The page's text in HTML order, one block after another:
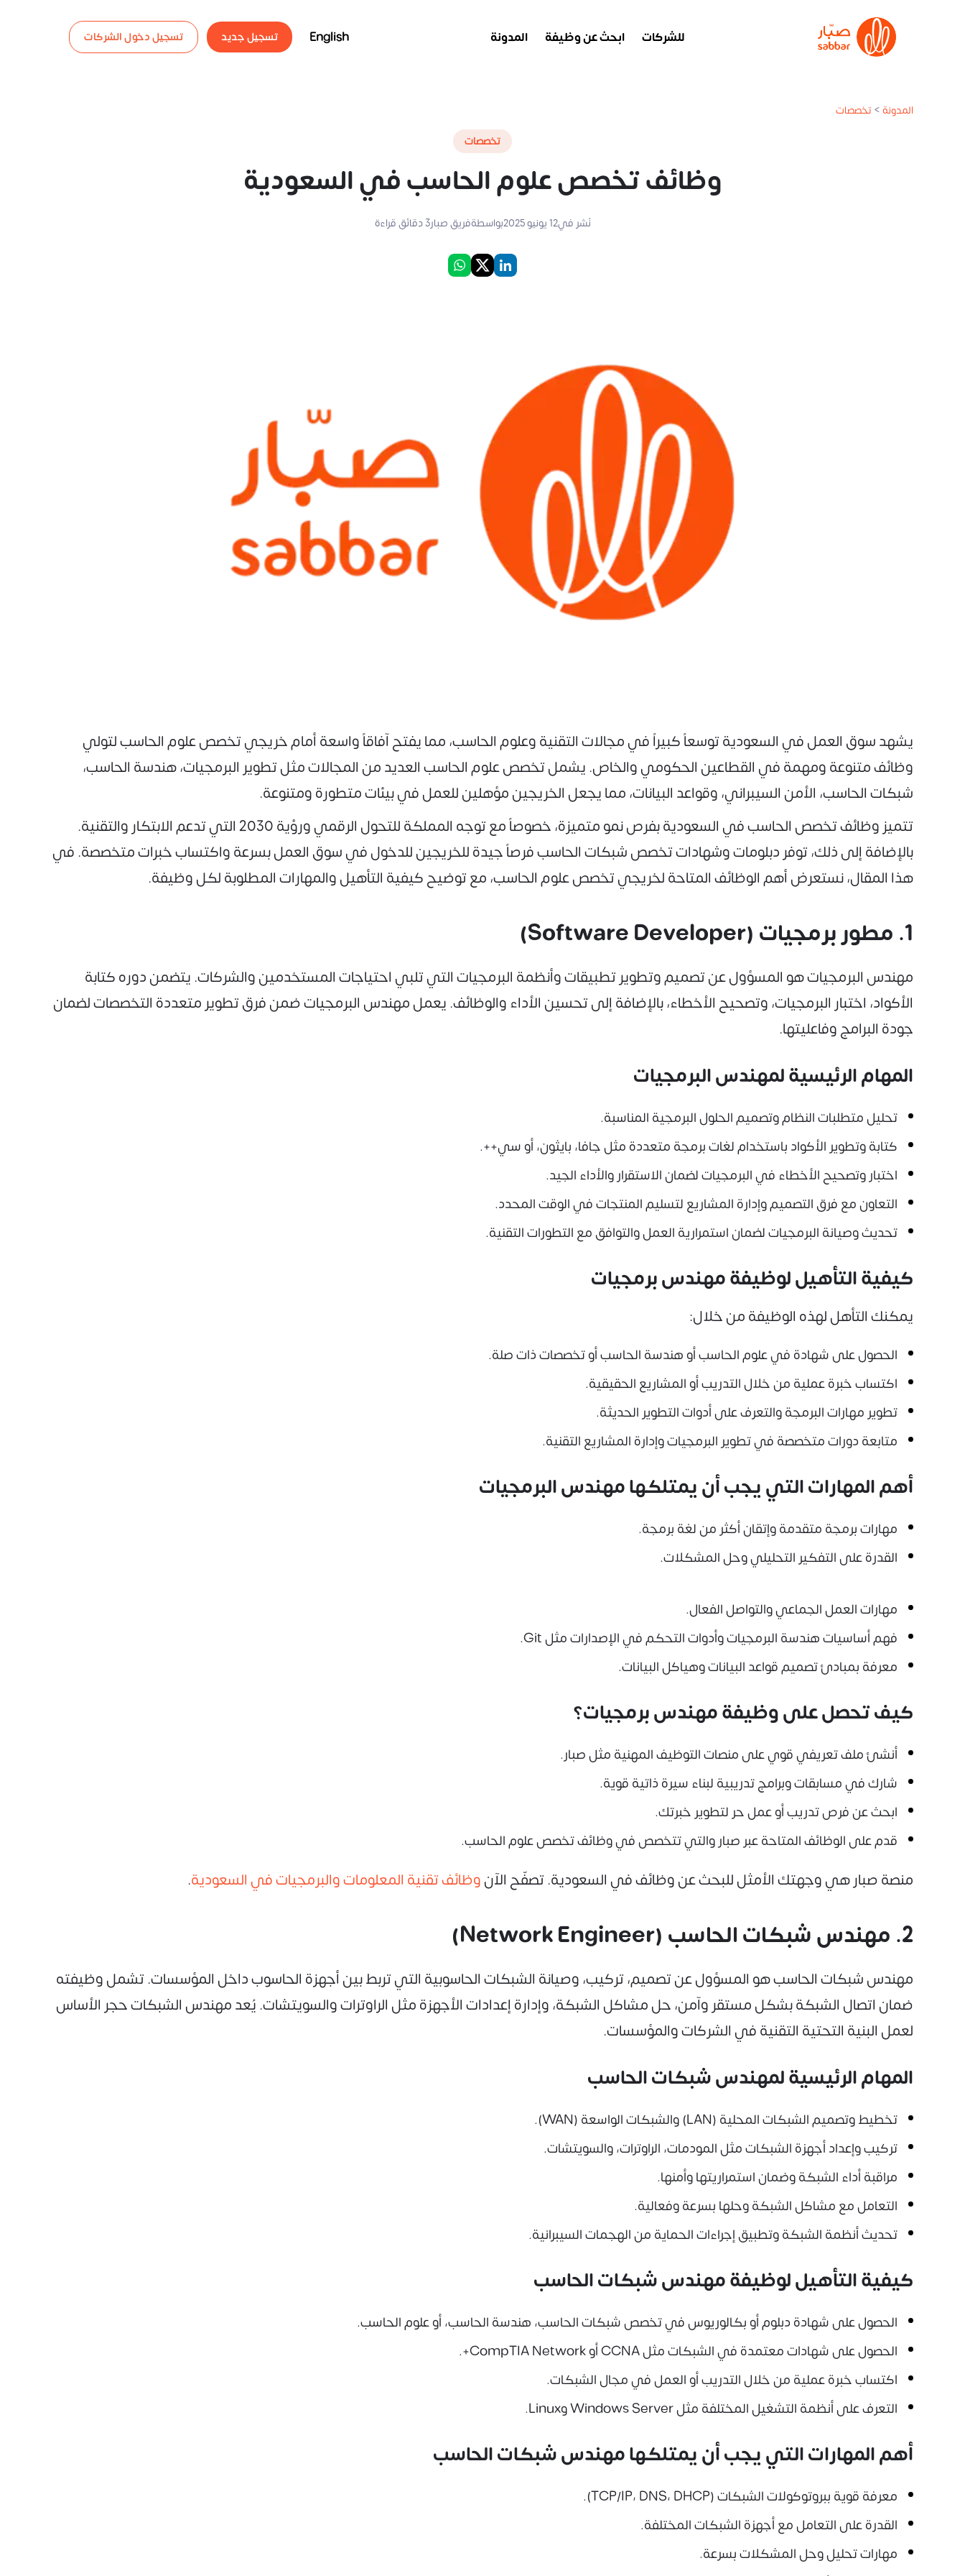
للشركات ابحث عن وظيفة المدونة English تسجيل جديد تسجيل دخول الشركات
المدونة>تخصصات
تخصصات
وظائف تخصص علوم الحاسب في السعودية
نُشر في12 يونيو 2025 بواسطةفريق صبار3دقائق قراءة
يشهد سوق العمل في السعودية توسعاً كبيراً في مجالات التقنية وعلوم الحاسب، مما يفتح آفاقاً واسعة أمام خريجي تخصص علوم الحاسب لتولي
وظائف متنوعة ومهمة في القطاعين الحكومي والخاص. يشمل تخصص علوم الحاسب العديد من المجالات مثل تطوير البرمجيات، هندسة الحاسب،
شبكات الحاسب، الأمن السيبراني، وقواعد البيانات، مما يجعل الخريجين مؤهلين للعمل في بيئات متطورة ومتنوعة.
تتميز وظائف تخصص الحاسب في السعودية بفرص نمو متميزة، خصوصاً مع توجه المملكة للتحول الرقمي ورؤية 2030 التي تدعم الابتكار والتقنية.
بالإضافة إلى ذلك، توفر دبلومات وشهادات تخصص شبكات الحاسب فرصاً جيدة للخريجين للدخول في سوق العمل بسرعة واكتساب خبرات متخصصة. في
هذا المقال، نستعرض أهم الوظائف المتاحة لخريجي تخصص علوم الحاسب، مع توضيح كيفية التأهيل والمهارات المطلوبة لكل وظيفة.
1. مطور برمجيات (Software Developer)
مهندس البرمجيات هو المسؤول عن تصميم وتطوير تطبيقات وأنظمة البرمجيات التي تلبي احتياجات المستخدمين والشركات. يتضمن دوره كتابة
الأكواد، اختبار البرمجيات، وتصحيح الأخطاء، بالإضافة إلى تحسين الأداء والوظائف. يعمل مهندس البرمجيات ضمن فرق تطوير متعددة التخصصات لضمان
جودة البرامج وفاعليتها.
المهام الرئيسية لمهندس البرمجيات
تحليل متطلبات النظام وتصميم الحلول البرمجية المناسبة.
كتابة وتطوير الأكواد باستخدام لغات برمجة متعددة مثل جافا، بايثون، أو سي++.
اختبار وتصحيح الأخطاء في البرمجيات لضمان الاستقرار والأداء الجيد.
التعاون مع فرق التصميم وإدارة المشاريع لتسليم المنتجات في الوقت المحدد.
تحديث وصيانة البرمجيات لضمان استمرارية العمل والتوافق مع التطورات التقنية.
كيفية التأهيل لوظيفة مهندس برمجيات
يمكنك التأهل لهذه الوظيفة من خلال:
الحصول على شهادة في علوم الحاسب أو هندسة الحاسب أو تخصصات ذات صلة.
اكتساب خبرة عملية من خلال التدريب أو المشاريع الحقيقية.
تطوير مهارات البرمجة والتعرف على أدوات التطوير الحديثة.
متابعة دورات متخصصة في تطوير البرمجيات وإدارة المشاريع التقنية.
أهم المهارات التي يجب أن يمتلكها مهندس البرمجيات
مهارات برمجة متقدمة وإتقان أكثر من لغة برمجة.
القدرة على التفكير التحليلي وحل المشكلات.
مهارات العمل الجماعي والتواصل الفعال.
فهم أساسيات هندسة البرمجيات وأدوات التحكم في الإصدارات مثل Git.
معرفة بمبادئ تصميم قواعد البيانات وهياكل البيانات.
كيف تحصل على وظيفة مهندس برمجيات؟
أنشئ ملف تعريفي قوي على منصات التوظيف المهنية مثل صبار.
شارك في مسابقات وبرامج تدريبية لبناء سيرة ذاتية قوية.
ابحث عن فرص تدريب أو عمل حر لتطوير خبرتك.
قدم على الوظائف المتاحة عبر صبار والتي تتخصص في وظائف تخصص علوم الحاسب.
منصة صبار هي وجهتك الأمثل للبحث عن وظائف في السعودية. تصفّح الآنوظائف تقنية المعلومات والبرمجيات في السعودية.
2. مهندس شبكات الحاسب (Network Engineer)
مهندس شبكات الحاسب هو المسؤول عن تصميم، تركيب، وصيانة الشبكات الحاسوبية التي تربط بين أجهزة الحاسوب داخل المؤسسات. تشمل وظيفته
ضمان اتصال الشبكة بشكل مستقر وآمن، حل مشاكل الشبكة، وإدارة إعدادات الأجهزة مثل الراوترات والسويتشات. يُعد مهندس الشبكات حجر الأساس
لعمل البنية التحتية التقنية في الشركات والمؤسسات.
المهام الرئيسية لمهندس شبكات الحاسب
تخطيط وتصميم الشبكات المحلية (LAN) والشبكات الواسعة (WAN).
تركيب وإعداد أجهزة الشبكات مثل المودمات، الراوترات، والسويتشات.
مراقبة أداء الشبكة وضمان استمراريتها وأمنها.
التعامل مع مشاكل الشبكة وحلها بسرعة وفعالية.
تحديث أنظمة الشبكة وتطبيق إجراءات الحماية من الهجمات السيبرانية.
كيفية التأهيل لوظيفة مهندس شبكات الحاسب
الحصول على شهادة دبلوم أو بكالوريوس في تخصص شبكات الحاسب، هندسة الحاسب، أو علوم الحاسب.
الحصول على شهادات معتمدة في الشبكات مثل CCNA أو CompTIA Network+.
اكتساب خبرة عملية من خلال التدريب أو العمل في مجال الشبكات.
التعرف على أنظمة التشغيل المختلفة مثل Windows Server وLinux.
أهم المهارات التي يجب أن يمتلكها مهندس شبكات الحاسب
معرفة قوية ببروتوكولات الشبكات (TCP/IP، DNS، DHCP).
القدرة على التعامل مع أجهزة الشبكات المختلفة.
مهارات تحليل وحل المشكلات بسرعة.